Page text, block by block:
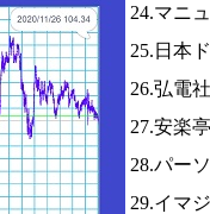
24.マニ
25.日本
26.弘電
27.安楽
28.パー
29.イマ